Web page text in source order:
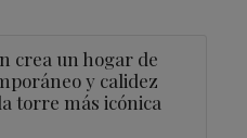
crea un hogar de
y calidez
torre más icónica